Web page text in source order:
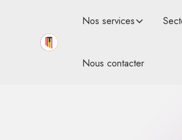
Nos services
Nous contacter